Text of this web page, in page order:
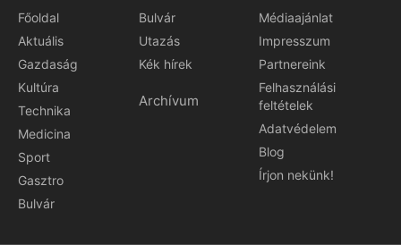
Főoldal
Aktuális
Gazdaság
Kultúra
Technika
Medicina
Sport
Gasztro
Bulvár
Bulvár
Utazás
Kék hírek
Archívum
Médiaajánlat
Impresszum
Partnereink
Felhasználási
feltételek
Adatvédelem
Blog
Írjon nekünk!